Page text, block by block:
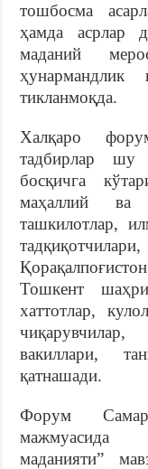
тошбосма
ҳамда асрлар
маданий
ҳунармандлик
тикланмоқда.
Халқаро
тадбирлар шу
босқичга
маҳаллий ва
ташкилотлар,
Тошкент
хаттотлар,
вакиллари,
қатнашади.
Форум
мажмуасида
маданияти”